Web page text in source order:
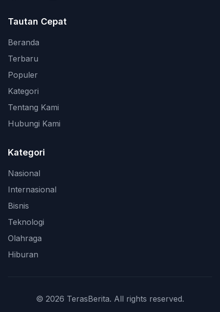
Tautan Cepat
Beranda
Terbaru
Populer
Kategori
Tentang Kami
Hubungi Kami
Kategori
Nasional
Internasional
Bisnis
Teknologi
Olahraga
Hiburan
© 2026 TerasBerita. All rights reserved.